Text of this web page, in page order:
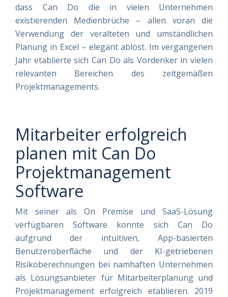
dass Can Do die in vielen Unternehmen
existierenden Medienbrüche – allen voran die
Verwendung der veralteten und umständlichen
Planung in Excel – elegant ablöst. Im vergangenen
Jahr etablierte sich Can Do als Vordenker in vielen
relevanten Bereichen des zeitgemäßen
Projektmanagements.
Mitarbeiter erfolgreich
planen mit Can Do
Projektmanagement
Software
Mit seiner als On Premise und SaaS-Lösung
verfügbaren Software konnte sich Can Do
aufgrund der intuitiven, App-basierten
Benutzeroberfläche und der KI-getriebenen
Risikoberechnungen bei namhaften Unternehmen
als Lösungsanbieter für Mitarbeiterplanung und
Projektmanagement erfolgreich etablieren. 2019